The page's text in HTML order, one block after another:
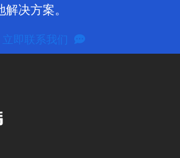
决方案。
立即联系我们